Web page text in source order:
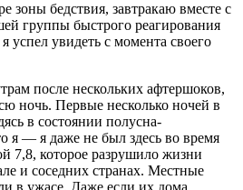
зоны бедствия, завтракаю вместе с
группы быстрого реагирования
успел увидеть с момента своего
после нескольких афтершоков,
ночь. Первые несколько ночей в
в состоянии полусна-
я — я даже не был здесь во время
7,8, которое разрушило жизни
и соседних странах. Местные